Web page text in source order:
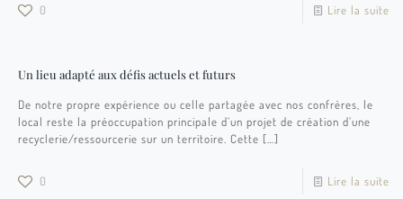
0 Lire la suite
Un lieu adapté aux défis actuels et futurs
De notre propre expérience ou celle partagée avec nos confrères, le
local reste la préoccupation principale d’un projet de création d’une
recyclerie/ressourcerie sur un territoire. Cette […]
0 Lire la suite